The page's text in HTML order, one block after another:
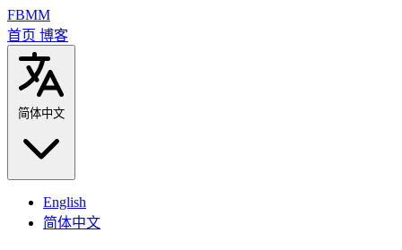
FBMM
首页 博客
简体中文
English
简体中文